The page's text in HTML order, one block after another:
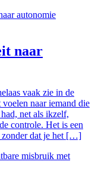
naar
vaak zie in de
naar iemand die
net als ikzelf,
controle. Het is een
zonder dat je het […]